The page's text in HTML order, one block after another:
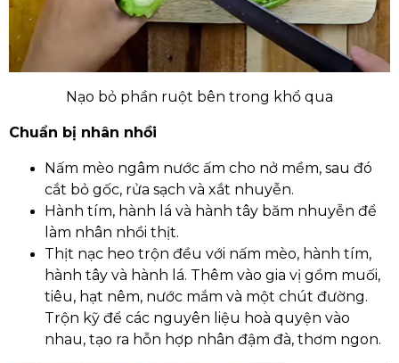
Nạo bỏ phần ruột bên trong khổ qua
Chuẩn bị nhân nhồi
Nấm mèo ngâm nước ấm cho nở mềm, sau đó
cắt bỏ gốc, rửa sạch và xắt nhuyễn.
Hành tím, hành lá và hành tây băm nhuyễn để
làm nhân nhồi thịt.
Thịt nạc heo trộn đều với nấm mèo, hành tím,
hành tây và hành lá. Thêm vào gia vị gồm muối,
tiêu, hạt nêm, nước mắm và một chút đường.
Trộn kỹ để các nguyên liệu hoà quyện vào
nhau, tạo ra hỗn hợp nhân đậm đà, thơm ngon.